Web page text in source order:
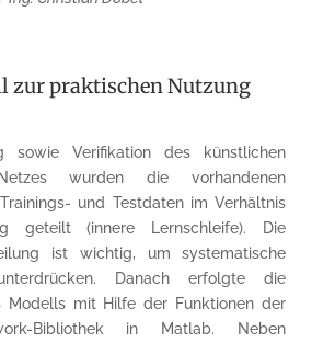
zur praktischen Nutzung
sowie Verifikation des künstlichen
wurden die vorhandenen
und Testdaten im Verhältnis
geteilt (innere Lernschleife). Die
ist wichtig, um systematische
Danach erfolgte die
Modells mit Hilfe der Funktionen der
Bibliothek in Matlab. Neben